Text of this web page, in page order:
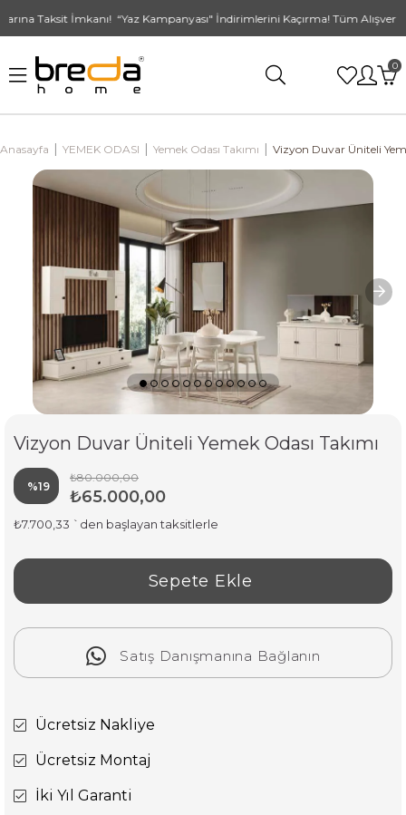
Taksit İmkanı! “Yaz Kampanyası" İndirimlerini Kaçırma! Tüm
0
Anasayfa YEMEK ODASI Yemek Odası Takımı Vizyon Duvar Üniteli
Vizyon Duvar Üniteli Yemek Odası Takımı
%19
İndirim
₺80.000,00
₺65.000,00
₺7.700,33 `den başlayan taksitlerle
Satış Danışmanına Bağlanın
Ücretsiz Nakliye
Ücretsiz Montaj
İki Yıl Garanti